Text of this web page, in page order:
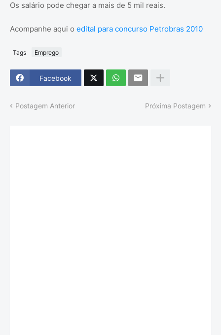
Os salário pode chegar a mais de 5 mil reais.
Acompanhe aqui o edital para concurso Petrobras 2010
Tags Emprego
Facebook
Postagem Anterior Próxima Postagem